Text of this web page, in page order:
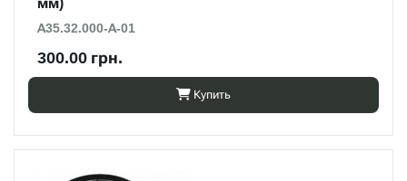
А35.32.000-А-01
300.00 грн.
Купить